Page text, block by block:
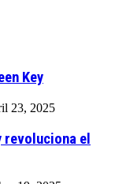
Key
23, 2025
revoluciona el